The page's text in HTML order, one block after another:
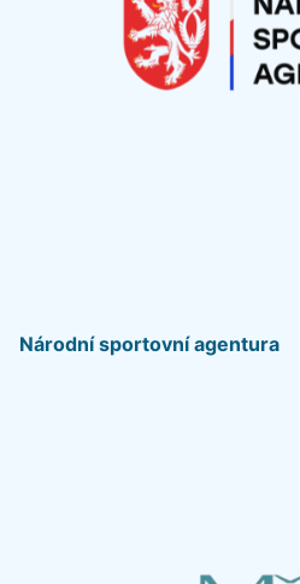
Národní sportovní agentura